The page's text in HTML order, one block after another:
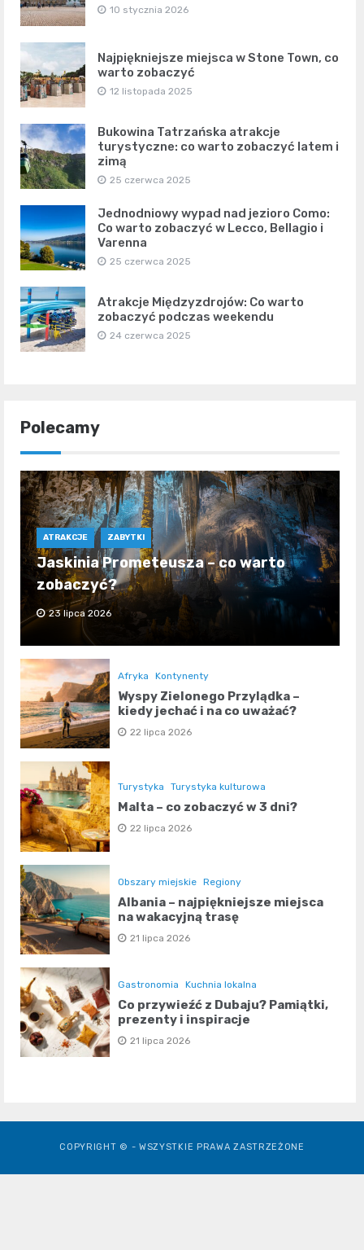
10 stycznia 2026
Najpiękniejsze miejsca w Stone Town, co
warto zobaczyć
12 listopada 2025
Bukowina Tatrzańska atrakcje
turystyczne: co warto zobaczyć latem i
zimą
25 czerwca 2025
Jednodniowy wypad nad jezioro Como:
Co warto zobaczyć w Lecco, Bellagio i
Varenna
25 czerwca 2025
Atrakcje Międzyzdrojów: Co warto
zobaczyć podczas weekendu
24 czerwca 2025
Polecamy
ATRAKCJE ZABYTKI
Jaskinia Prometeusza – co warto
zobaczyć?
23 lipca 2026
Afryka Kontynenty
Wyspy Zielonego Przylądka –
kiedy jechać i na co uważać?
22 lipca 2026
Turystyka Turystyka kulturowa
Malta – co zobaczyć w 3 dni?
22 lipca 2026
Obszary miejskie Regiony
Albania – najpiękniejsze miejsca
na wakacyjną trasę
21 lipca 2026
Gastronomia Kuchnia lokalna
Co przywieźć z Dubaju? Pamiątki,
prezenty i inspiracje
21 lipca 2026
COPYRIGHT © - WSZYSTKIE PRAWA ZASTRZEŻONE